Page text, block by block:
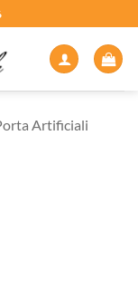
Artificiali